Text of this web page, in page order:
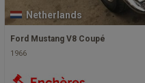
Netherlands
Ford Mustang V8 Coupé
1966